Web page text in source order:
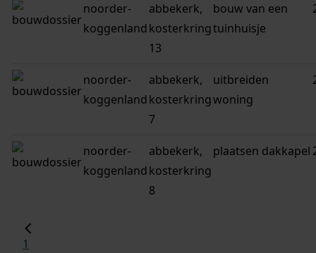
noorder-
koggenland
abbekerk,
kosterkring
13
bouw van een
tuinhuisje
noorder-
koggenland
abbekerk,
kosterkring
7
uitbreiden
woning
noorder-
koggenland
abbekerk,
kosterkring
8
plaatsen dakkapel
1